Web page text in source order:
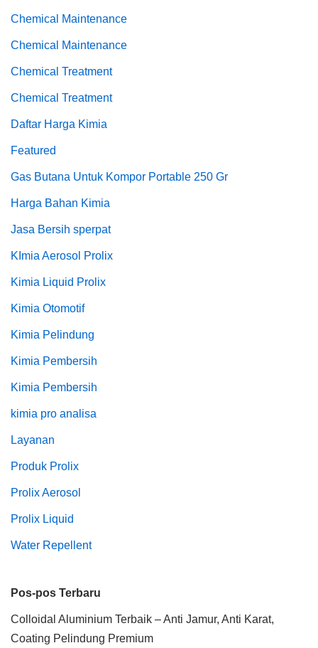
Chemical Maintenance
Chemical Maintenance
Chemical Treatment
Chemical Treatment
Daftar Harga Kimia
Featured
Gas Butana Untuk Kompor Portable 250 Gr
Harga Bahan Kimia
Jasa Bersih sperpat
KImia Aerosol Prolix
Kimia Liquid Prolix
Kimia Otomotif
Kimia Pelindung
Kimia Pembersih
Kimia Pembersih
kimia pro analisa
Layanan
Produk Prolix
Prolix Aerosol
Prolix Liquid
Water Repellent
Pos-pos Terbaru
Colloidal Aluminium Terbaik – Anti Jamur, Anti Karat,
Coating Pelindung Premium